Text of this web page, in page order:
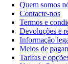
Quem somos
Contacte-nos
Termos e
Devoluções e
Informação
Meios de
Tarifas e